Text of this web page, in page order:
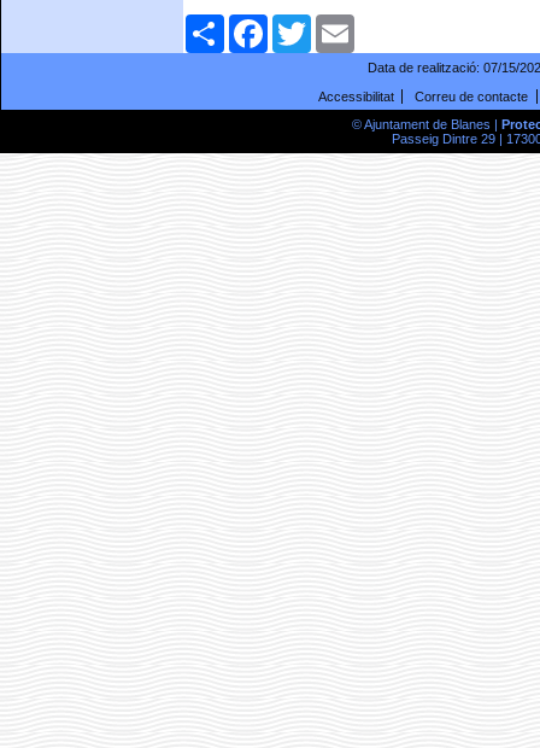
ComparteixFacebookTwitter
Data de realització: 07/15/
Accessibilitat
Correu de contacte
© Ajuntament de Blanes |
Passeig Dintre 29 |